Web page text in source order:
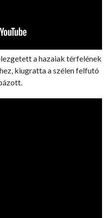
a hazaiak térfelének
kiugratta a szélen felfutó